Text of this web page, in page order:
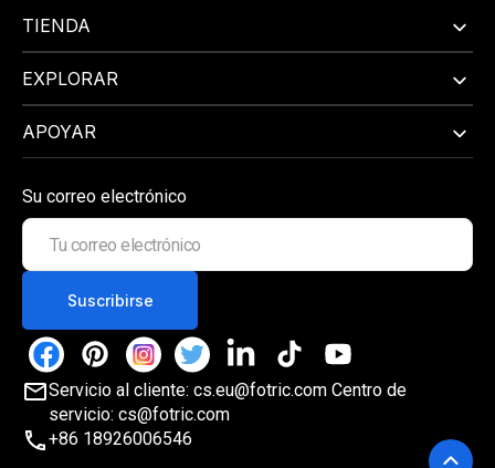
TIENDA
EXPLORAR
APOYAR
Su correo electrónico
Tu
correo
electrónico
Suscribirse
FacebookPinterestInstagramTwitter LinkedInTikTokYouTube
Servicio al cliente: cs.eu@fotric.com Centro de
servicio: cs@fotric.com
+86 18926006546